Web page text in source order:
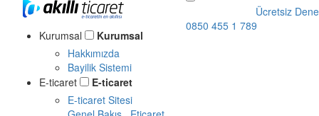
Kurumsal
Kurumsal
Hakkımızda
Bayilik Sistemi
E-ticaret
E-ticaret
E-ticaret Sitesi
Ücretsiz Dene
0850 455 1 789